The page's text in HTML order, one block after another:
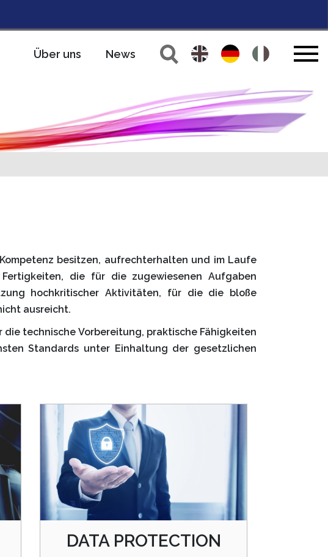
Über uns News
besitzen, aufrechterhalten und im Laufe
die für die zugewiesenen Aufgaben
hochkritischer Aktivitäten, für die die bloße
ausreicht.
technische Vorbereitung, praktische Fähigkeiten
Standards unter Einhaltung der gesetzlichen
DATA PROTECTION